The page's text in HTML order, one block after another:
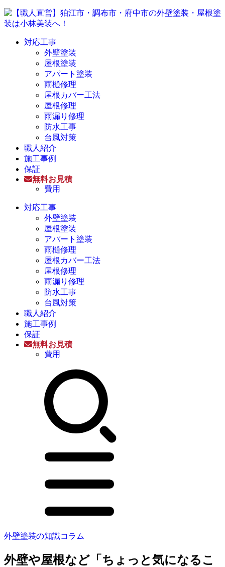
対応工事
外壁塗装
屋根塗装
アパート塗装
雨樋修理
屋根カバー工法
屋根修理
雨漏り修理
防水工事
台風対策
職人紹介
施工事例
保証
無料お見積
費用
対応工事
外壁塗装
屋根塗装
アパート塗装
雨樋修理
屋根カバー工法
屋根修理
雨漏り修理
防水工事
台風対策
職人紹介
施工事例
保証
無料お見積
費用
外壁塗装の知識コラム
外壁や屋根など「ちょっと気になるこ